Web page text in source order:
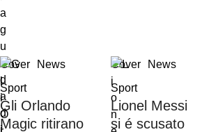
Cover
News
Sport
Gli Orlando
Magic ritirano
Cover
News
Sport
Lionel Messi
si é scusato